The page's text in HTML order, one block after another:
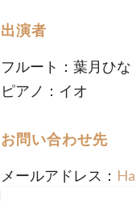
出演者
フルート：葉月ひな
ピアノ：イオ
お問い合わせ先
メールアドレス：